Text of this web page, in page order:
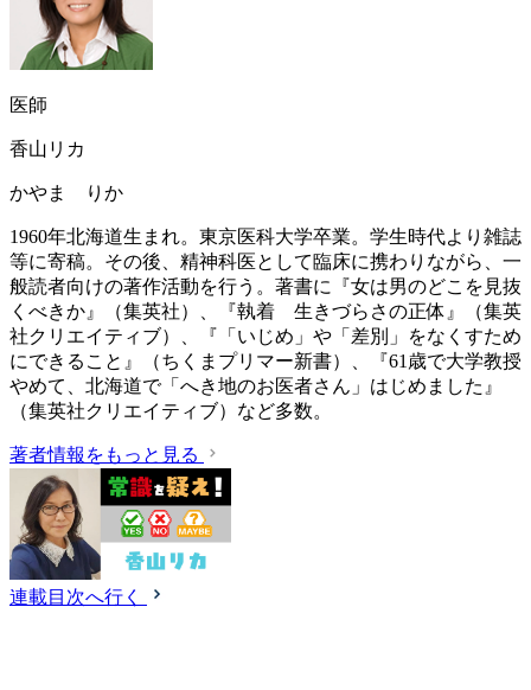
医師
香山リカ
かやま りか
1960年北海道生まれ。東京医科大学卒業。学生時代より雑誌
等に寄稿。その後、精神科医として臨床に携わりながら、一
般読者向けの著作活動を行う。著書に『女は男のどこを見抜
くべきか』（集英社）、『執着 生きづらさの正体』（集英
社クリエイティブ）、『「いじめ」や「差別」をなくすため
にできること』（ちくまプリマー新書）、『61歳で大学教授
やめて、北海道で「へき地のお医者さん」はじめました』
（集英社クリエイティブ）など多数。
著者情報をもっと見る
連載目次へ行く